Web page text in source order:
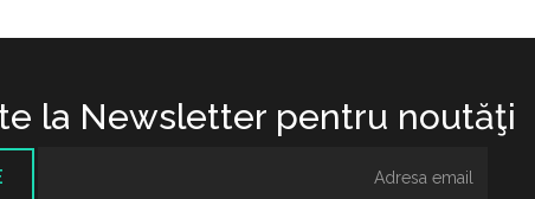
la Newsletter pentru noutăţi.